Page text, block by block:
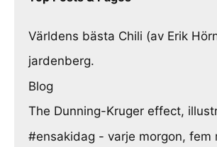
Världens bästa Chili (av Erik
jardenberg.
Blog
The Dunning-Kruger effect,
#ensakidag - varje morgon, fem